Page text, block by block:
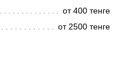
от 400 тенге
от 2500 тенге